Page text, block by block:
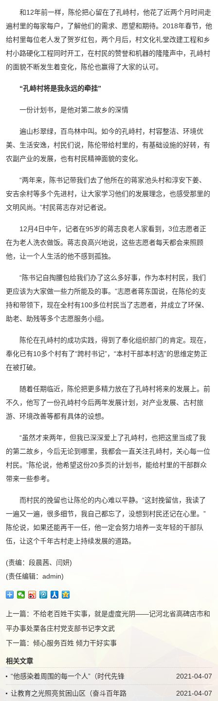
和12年前一样，陈伦把心留在了孔峙村，他花了近两个月时间走
遍村里的每家每户，了解他们的需求、愿望和期待。2018年春节，他
给村里每位老人发了贺岁红包，两个月后，村文化礼堂改建工程和乡
村小路硬化工程同时开工，在村民的赞誉和机器的隆隆声中，孔峙村
的面貌不断发生着变化，陈伦也赢得了大家的认可。
“孔峙村将是我永远的牵挂”
一份计划书，是他对第二故乡的深情
遍山杉翠绿，百鸟林中叫。如今的孔峙村，村容整洁、环境优
美、生活安逸，村民们说，陈伦带给村里的，有基础设施的好转，有
农副产业的发展，也有村民精神面貌的变化。
“两年来，陈书记带我们去了他所在的蒋家池头村和淳安下姜、
安吉余村等多个先进村，让大家学习他们的发展理念，也感受那里的
文明风尚。”村民蒋志存对记者说。
12月4日中午，记者在95岁的蒋志良老人家看到，3位志愿者正
在为老人洗衣做饭。蒋志良高兴地说，这些志愿者每天都会来照顾
他，让一个人生活的他不感到孤独。
“陈书记自掏腰包给我们办了这么多好事，作为本村村民，我们
更应该为大家做一些力所能及的事。”志愿者蒋东国说，在陈伦的支
持和带领下，现在全村有100多位村民当了志愿者，并成立了环保、
助老、助残等多个志愿服务小组。
陈伦在孔峙村的成功实践，得到了奉化组织部门的肯定。现在，
奉化已有10多个村有了“跨村书记”，“本村干部本村选”的思维定势正
在被打破。
随着任期临近，陈伦把更多精力放在了孔峙村将来的发展上。前
不久，他写了一份孔峙村今后两年发展计划，对产业发展、古村旅
游、环境改善等都有具体的设想。
“虽然才来两年，但我已深深爱上了孔峙村，也把这里当成了我
的第二故乡，今后无论到哪里，我都会一直关注孔峙村，关心每一位
村民。”陈伦说，他希望这份20多页的计划书，能给村里的干部群众
带来一些参考。
而村民的挽留也让陈伦的内心难以平静。“这封挽留信，我读了
一遍又一遍，很多细节，我自己都忘了，没想到村民还记在心里。”
陈伦说，如果还能再干一任，他一定会努力培养一支年轻的干部队
伍，让这个千年古村走上持续发展的道路。
(责编：段晨茜、闫妍)
(责任编辑：admin)
上一篇： 不给老百姓干实事，就是虚度光阴——记河北省高碑店市和
平办事处栗各庄村党支部书记李文武
下一篇： 倾心服务百姓 倾力干好实事
相关文章
2021-04-07
“他感染着周围的每一个人”（时代先锋
2021-04-07
让教育之光照亮贫困山区（奋斗百年路